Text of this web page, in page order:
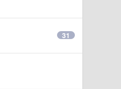
31